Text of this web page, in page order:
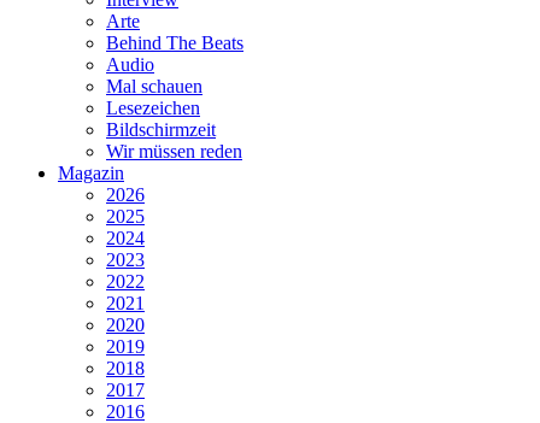
Arte
Behind The Beats
Audio
Mal schauen
Lesezeichen
Bildschirmzeit
Wir müssen reden
Magazin
2026
2025
2024
2023
2022
2021
2020
2019
2018
2017
2016